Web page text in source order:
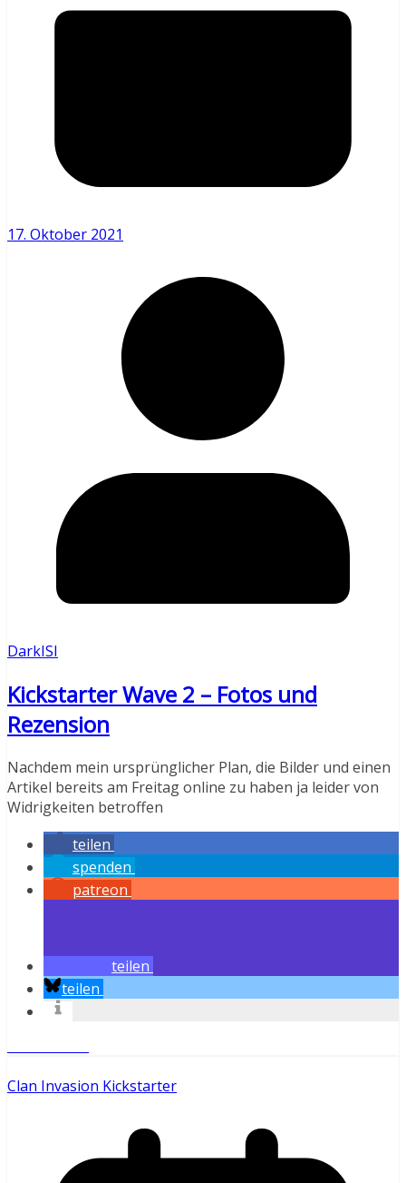
17. Oktober 2021
DarkISI
Kickstarter Wave 2 – Fotos und
Rezension
Nachdem mein ursprünglicher Plan, die Bilder und einen
Artikel bereits am Freitag online zu haben ja leider von
Widrigkeiten betroffen
teilen
spenden
patreon
teilen
teilen
Clan Invasion Kickstarter